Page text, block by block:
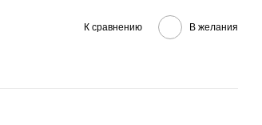
К сравнению В желания